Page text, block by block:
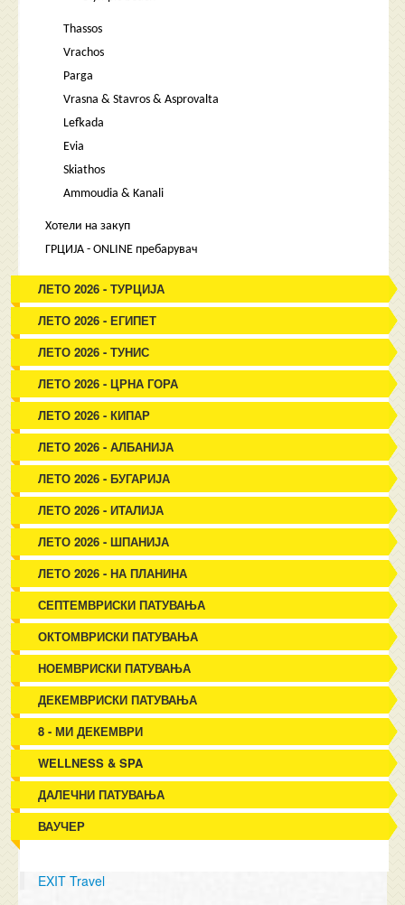
Thassos
Vrachos
Parga
Vrasna & Stavros & Asprovalta
Lefkada
Evia
Skiathos
Ammoudia & Kanali
Хотели на закуп
ГРЦИЈА - ONLINE пребарувач
ЛЕТО 2026 - ТУРЦИЈА
ЛЕТО 2026 - ЕГИПЕТ
ЛЕТО 2026 - ТУНИС
ЛЕТО 2026 - ЦРНА ГОРА
ЛЕТО 2026 - КИПАР
ЛЕТО 2026 - АЛБАНИЈА
ЛЕТО 2026 - БУГАРИЈА
ЛЕТО 2026 - ИТАЛИЈА
ЛЕТО 2026 - ШПАНИЈА
ЛЕТО 2026 - НА ПЛАНИНА
СЕПТЕМВРИСКИ ПАТУВАЊА
ОКТОМВРИСКИ ПАТУВАЊА
НОЕМВРИСКИ ПАТУВАЊА
ДЕКЕМВРИСКИ ПАТУВАЊА
8 - МИ ДЕКЕМВРИ
WELLNESS & SPA
ДАЛЕЧНИ ПАТУВАЊА
ВАУЧЕР
EXIT Travel